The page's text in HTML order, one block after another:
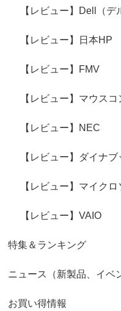
【レビュー】Dell（デ
【レビュー】日本HP
【レビュー】FMV
【レビュー】マウス
【レビュー】NEC
【レビュー】ダイナブ
【レビュー】マイクロ
【レビュー】VAIO
特集＆ランキング
ニュース（新製品、イベ
お買い得情報